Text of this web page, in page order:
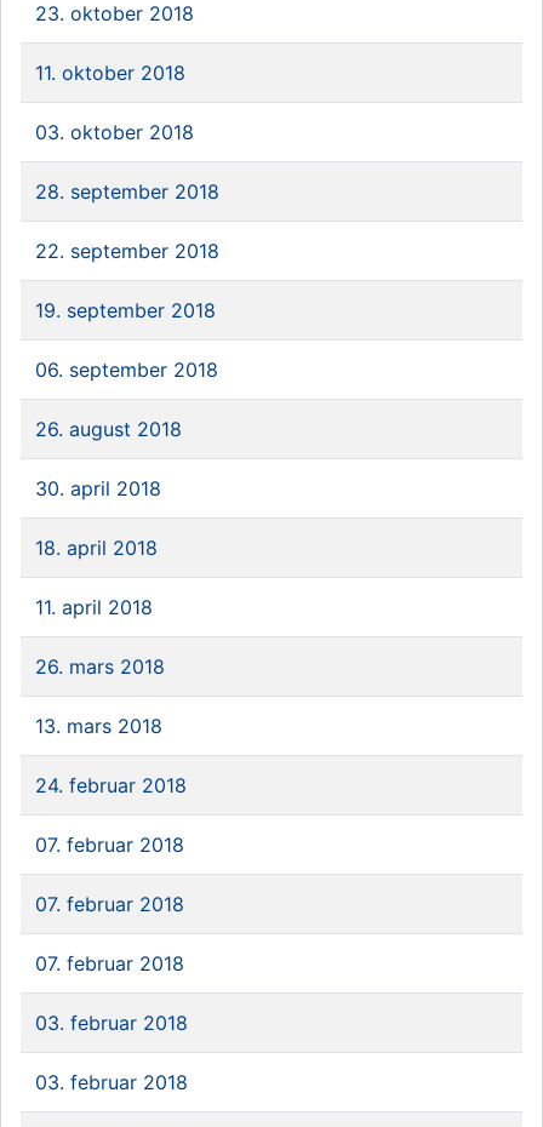
23. oktober 2018
11. oktober 2018
03. oktober 2018
28. september 2018
22. september 2018
19. september 2018
06. september 2018
26. august 2018
30. april 2018
18. april 2018
11. april 2018
26. mars 2018
13. mars 2018
24. februar 2018
07. februar 2018
07. februar 2018
07. februar 2018
03. februar 2018
03. februar 2018